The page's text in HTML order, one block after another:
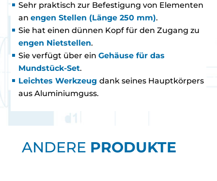
Sehr praktisch zur Befestigung von Elementen
anengen Stellen (Länge 250 mm).
Sie hat einen dünnen Kopf für den Zugang zu
engen Nietstellen.
Sie verfügt über einGehäuse für das
Mundstück-Set.
Leichtes Werkzeugdank seines Hauptkörpers
aus Aluminiumguss.
ANDERE PRODUKTE